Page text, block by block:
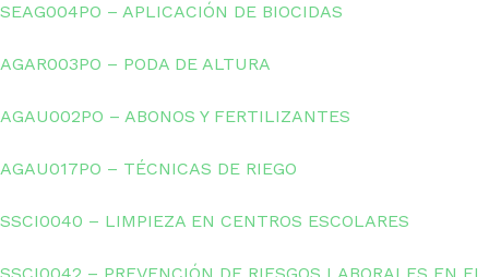
SEAG004PO – APLICACIÓN DE BIOCIDAS
AGAR003PO – PODA DE ALTURA
AGAU002PO – ABONOS Y FERTILIZANTES
AGAU017PO – TÉCNICAS DE RIEGO
SSCI0040 – LIMPIEZA EN CENTROS ESCOLARES